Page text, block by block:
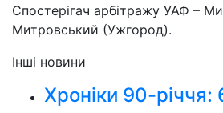
Спостерігач арбітражу УАФ –
Митровський (Ужгород).
Інші новини
Хроніки 90-річчя: